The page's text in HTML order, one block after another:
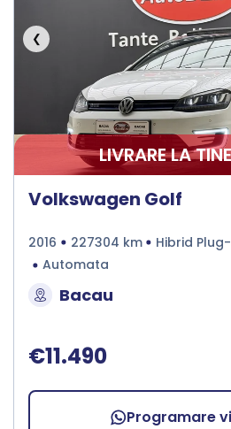
❮
LIVRARE LA
Volkswagen Golf
2016 227304 km Hibrid
Automata
Bacau
€11.490
Programare